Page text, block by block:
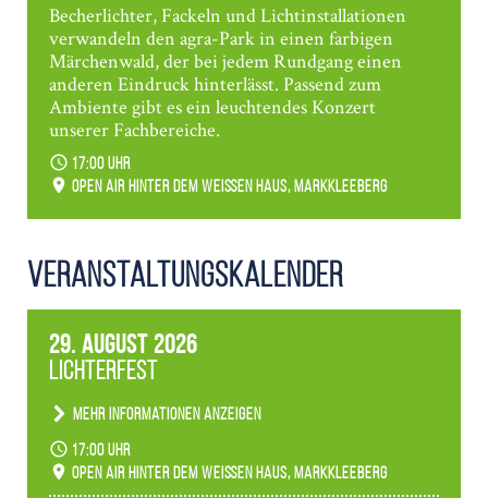
Becherlichter, Fackeln und Lichtinstallationen
verwandeln den agra-Park in einen farbigen
Märchenwald, der bei jedem Rundgang einen
anderen Eindruck hinterlässt. Passend zum
Ambiente gibt es ein leuchtendes Konzert
unserer Fachbereiche.
17:00 Uhr
Open Air hinter dem weißen Haus, Markkleeberg
Veranstaltungs­kalender
29. August 2026
Lichterfest
Mehr Informationen anzeigen
Becherlichter, Fackeln und Lichtinstallationen
verwandeln den agra-Park in einen farbigen
Märchenwald, der bei jedem Rundgang einen
17:00 Uhr
Open Air hinter dem weißen Haus, Markkleeberg